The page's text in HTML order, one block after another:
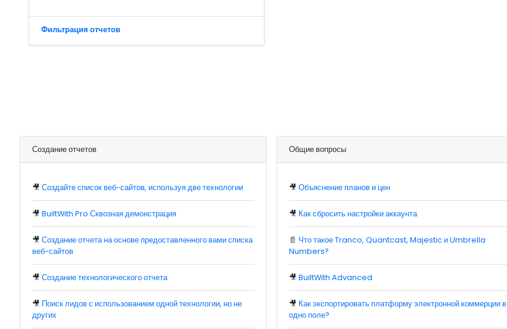
Фильтрация отчетов
Создание отчетов
🎥 Создайте список веб-сайтов, используя две технологии
🎥 BuiltWith Pro Сквозная демонстрация
🎥 Создание отчета на основе предоставленного вами списка
веб-сайтов
🎥 Создание технологического отчета
🎥 Поиск лидов с использованием одной технологии, но не
других
Общие вопросы
🎥Объяснение планов и цен
🎥 Как сбросить настройки аккаунта
📄 Что такое Tranco, Quantcast, Majestic и Umbrella
Numbers?
🎥BuiltWith Advanced
🎥 Как экспортировать платформу электронной коммерции в
одно поле?